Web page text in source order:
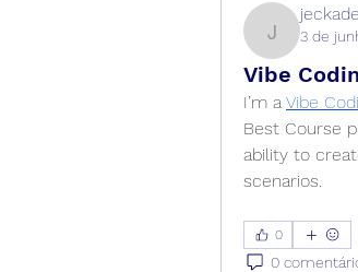
jeckadem
3 de
Vibe
I’m a Vibe
Best Course
ability to
scenarios.
0
0